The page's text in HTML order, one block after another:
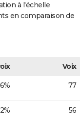
à l'échelle
en comparaison de
Voix
77
56